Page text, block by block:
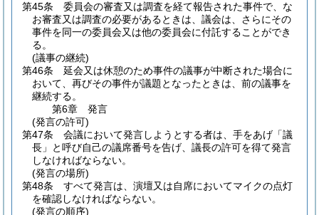
第45条
委員会の審査又は調査を経て報告された事件で、な
お審査又は調査の必要があるときは、議会は、さらにその
事件を同一の委員会又は他の委員会に付託することができ
る。
(議事の継続)
第46条
延会又は休憩のため事件の議事が中断された場合に
おいて、再びその事件が議題となったときは、前の議事を
継続する。
第6章
発言
(発言の許可)
第47条
会議において発言しようとする者は、手をあげ「議
長」と呼び自己の議席番号を告げ、議長の許可を得て発言
しなければならない。
(発言の場所)
第48条
すべて発言は、演壇又は自席においてマイクの点灯
を確認しなければならない。
(発言の順序)